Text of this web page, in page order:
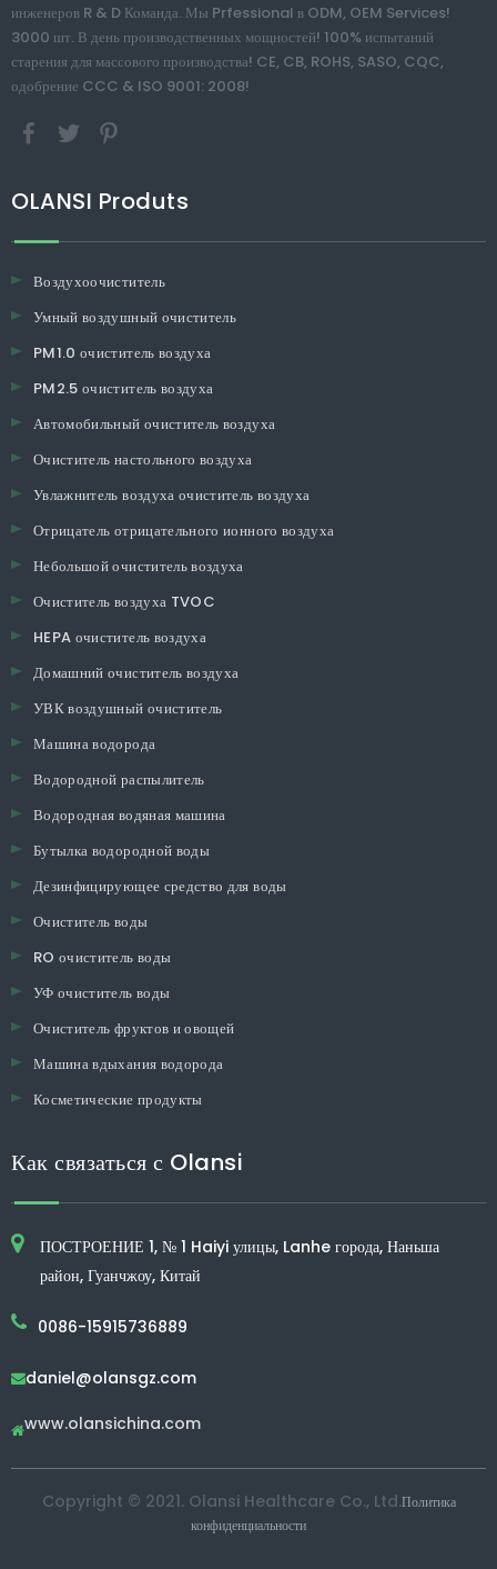
инженеров R & D Команда. Мы Prfessional в ODM, OEM Services!
3000 шт. В день производственных мощностей! 100% испытаний
старения для массового производства! CE, CB, ROHS, SASO, CQC,
одобрение CCC & ISO 9001: 2008!
OLANSI Produts
Воздухоочиститель
Умный воздушный очиститель
PM1.0 очиститель воздуха
PM2.5 очиститель воздуха
Автомобильный очиститель воздуха
Очиститель настольного воздуха
Увлажнитель воздуха очиститель воздуха
Отрицатель отрицательного ионного воздуха
Небольшой очиститель воздуха
Очиститель воздуха TVOC
HEPA очиститель воздуха
Домашний очиститель воздуха
УВК воздушный очиститель
Машина водорода
Водородной распылитель
Водородная водяная машина
Бутылка водородной воды
Дезинфицирующее средство для воды
Очиститель воды
RO очиститель воды
УФ очиститель воды
Очиститель фруктов и овощей
Машина вдыхания водорода
Косметические продукты
Как связаться с Olansi
ПОСТРОЕНИЕ 1, № 1 Haiyi улицы, Lanhe города, Наньша
район, Гуанчжоу, Китай
0086-15915736889
daniel@olansgz.com
www.olansichina.com
Copyright © 2021. Olansi Healthcare Co., Ltd.Политика
конфиденциальности